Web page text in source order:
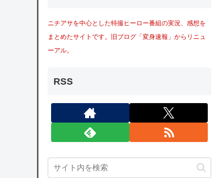
ニチアサを中心とした特撮ヒーロー番組の実況、感想を
まとめたサイトです。旧ブログ「変身速報」からリニュ
ーアル。
RSS